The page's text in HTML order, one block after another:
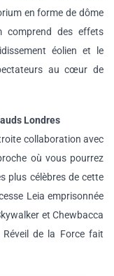
en forme de dôme
comprend des effets
éolien et le
au cœur de
Londres
collaboration avec
où vous pourrez
plus célèbres de cette
Leia emprisonnée
et Chewbacca
de la Force fait